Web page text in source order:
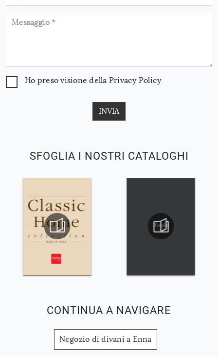
SFOGLIA I NOSTRI CATALOGHI
CONTINUA A NAVIGARE
Negozio di divani a Enna
Ho preso visione della Privacy Policy
INVIA